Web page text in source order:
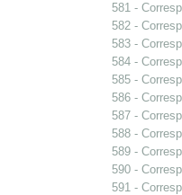
581 -
582 -
583 -
584 -
585 -
586 -
587 -
588 -
589 -
590 -
591 -